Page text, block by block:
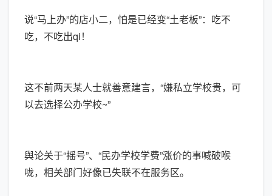
说“马上办”的店小二，怕是已经变“土老板”：吃不
吃，不吃出qi！
这不前两天某人士就善意建言，“嫌私立学校贵，可
以去选择公办学校~”
舆论关于“摇号”、“民办学校学费”涨价的事喊破喉
咙，相关部门好像已失联不在服务区。